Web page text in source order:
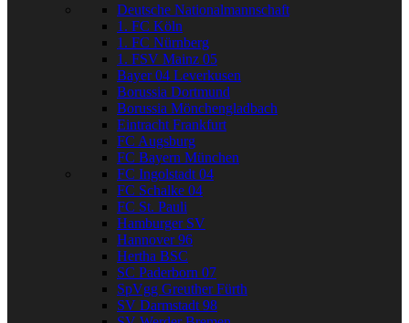
Deutsche Nationalmannschaft
1. FC Köln
1. FC Nürnberg
1. FSV Mainz 05
Bayer 04 Leverkusen
Borussia Dortmund
Borussia Mönchengladbach
Eintracht Frankfurt
FC Augsburg
FC Bayern München
FC Ingolstadt 04
FC Schalke 04
FC St. Pauli
Hamburger SV
Hannover 96
Hertha BSC
SC Paderborn 07
SpVgg Greuther Fürth
SV Darmstadt 98